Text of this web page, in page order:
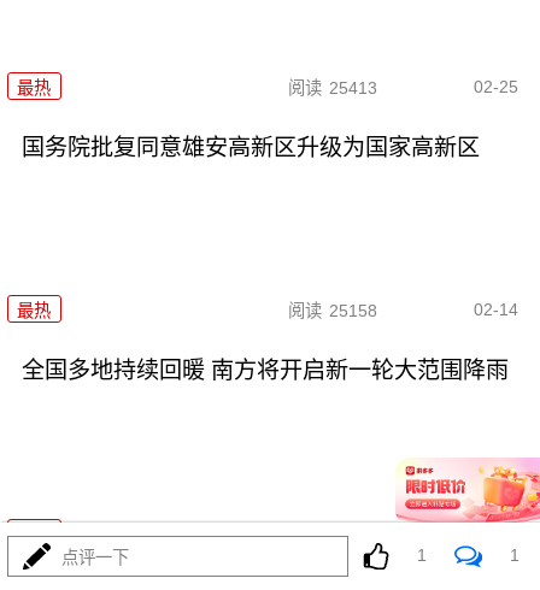
最热 阅读 25413 02-25
国务院批复同意雄安高新区升级为国家高新区
最热 阅读 25158 02-14
全国多地持续回暖 南方将开启新一轮大范围降雨
最热 阅读 21442
点评一下 1 1